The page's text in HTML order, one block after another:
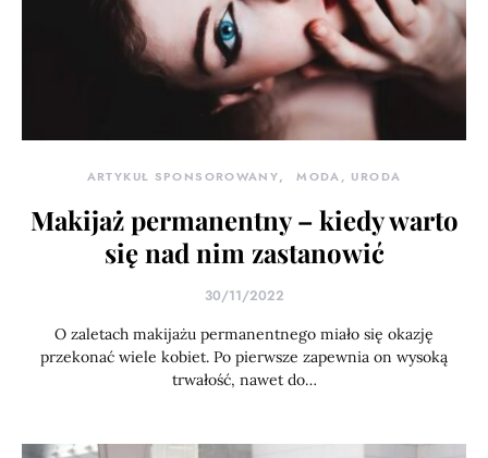
ARTYKUŁ SPONSOROWANY MODA, URODA
Makijaż permanentny – kiedy warto
się nad nim zastanowić
30/11/2022
O zaletach makijażu permanentnego miało się okazję
przekonać wiele kobiet. Po pierwsze zapewnia on wysoką
trwałość, nawet do…